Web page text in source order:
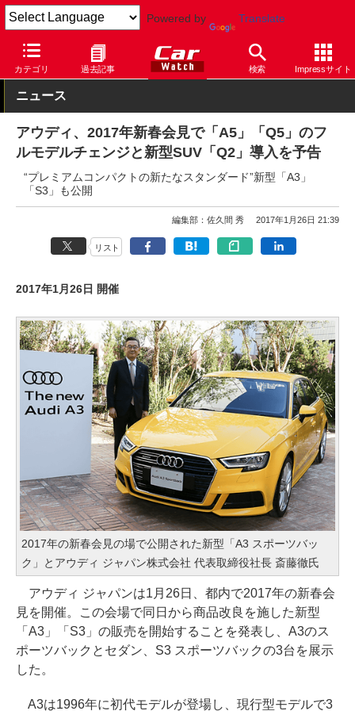
Powered by Translate
カテゴリ 過去記事 検索 Impressサイト
Car Watch 自動車 アウディ A3
ニュース
アウディ、2017年新春会見で「A5」「Q5」のフ
ルモデルチェンジと新型SUV「Q2」導入を予告
“プレミアムコンパクトの新たなスタンダード”新型「A3」
「S3」も公開
編集部：佐久間 秀 2017年1月26日 21:39
リスト
2017年1月26日 開催
2017年の新春会見の場で公開された新型「A3 スポーツバッ
ク」とアウディ ジャパン株式会社 代表取締役社長 斎藤徹氏
アウディ ジャパンは1月26日、都内で2017年の新春会
見を開催。この会場で同日から商品改良を施した新型
「A3」「S3」の販売を開始することを発表し、A3のス
ポーツバックとセダン、S3 スポーツバックの3台を展示
した。
A3は1996年に初代モデルが登場し、現行型モデルで3